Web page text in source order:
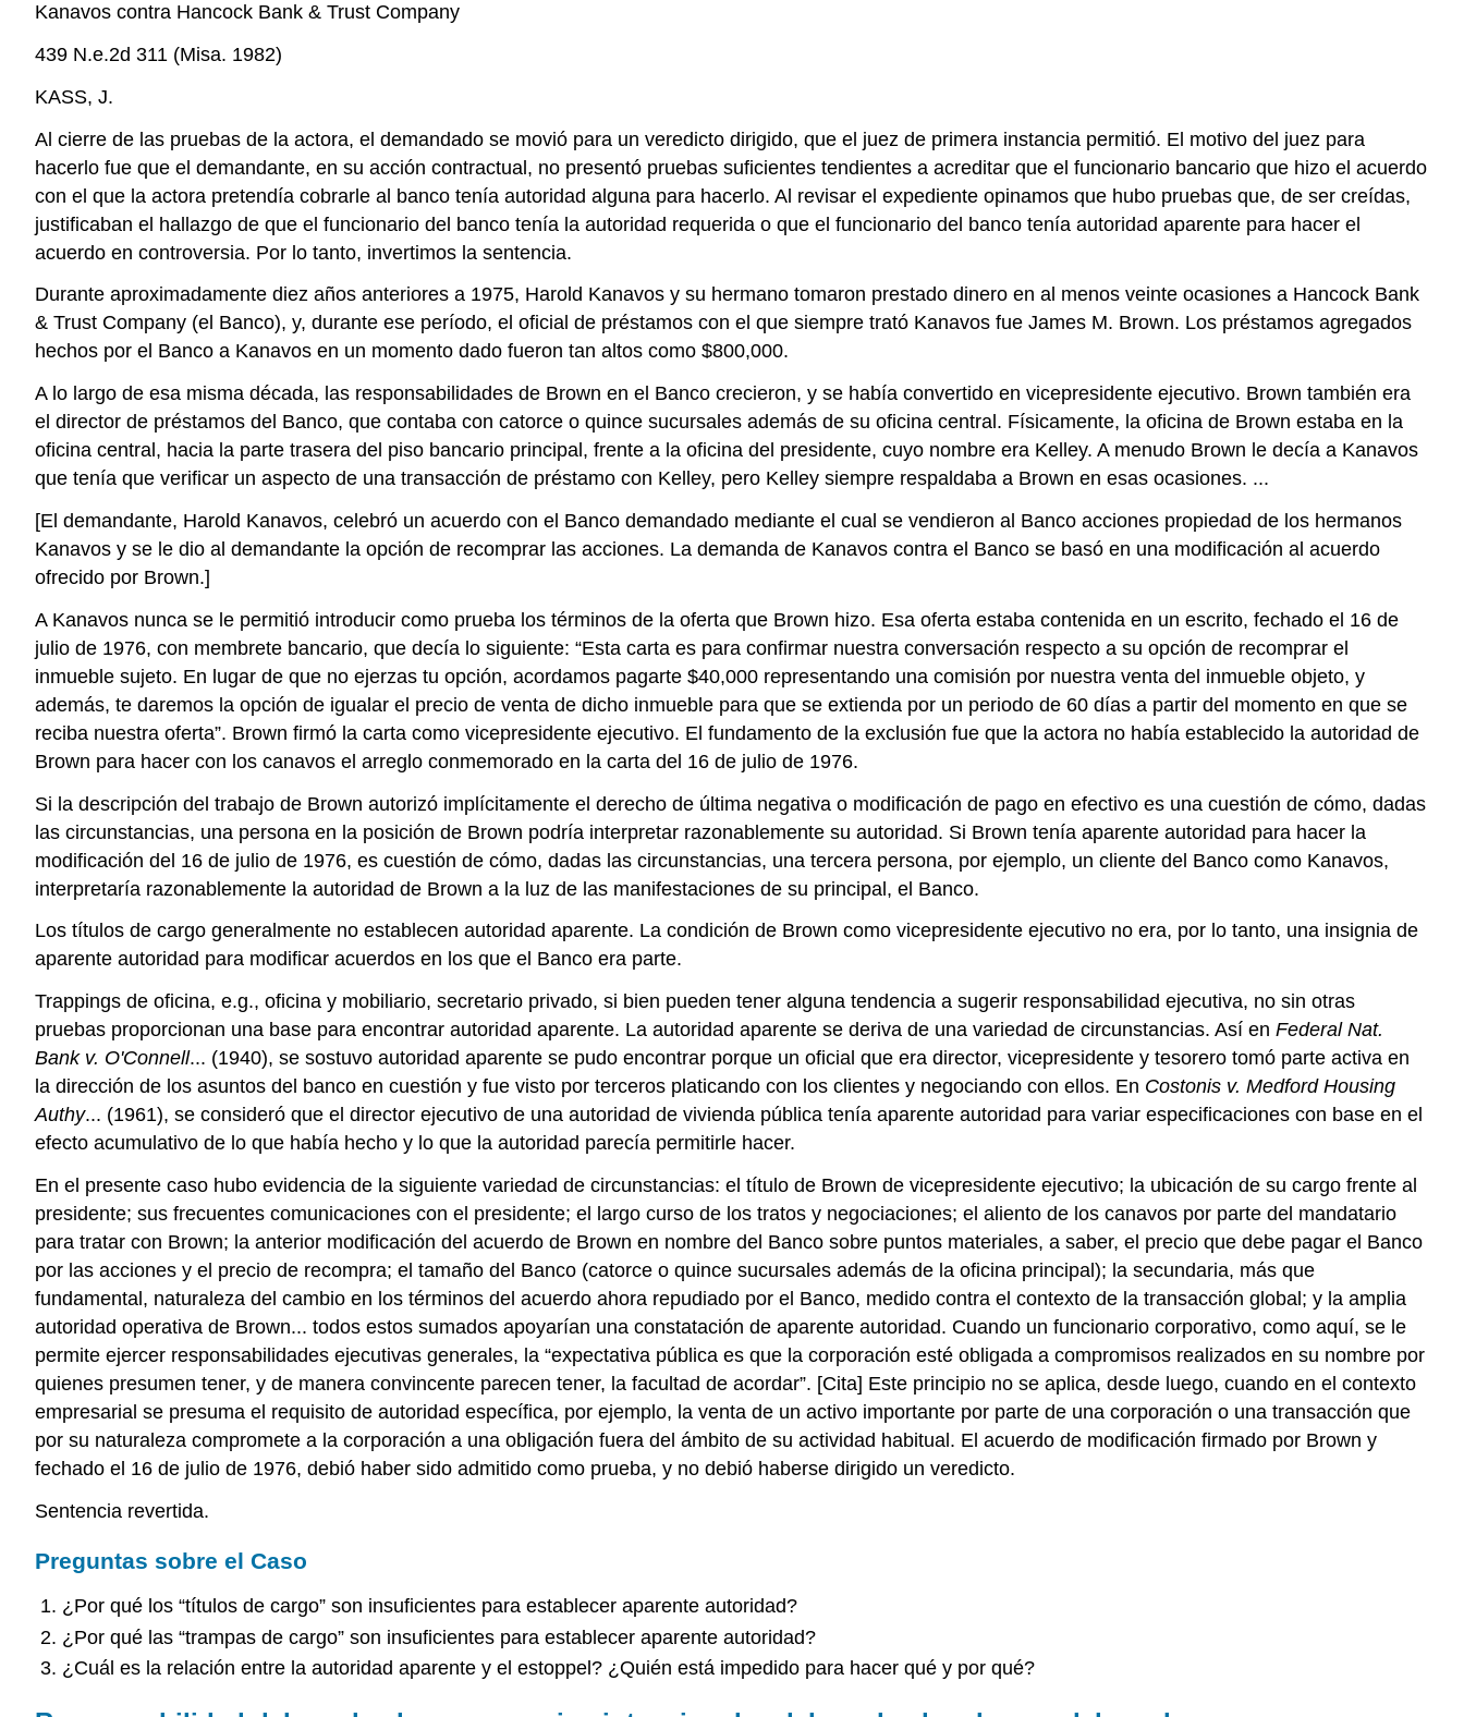
Kanavos contra Hancock Bank & Trust Company
439 N.e.2d 311 (Misa. 1982)
KASS, J.
Al cierre de las pruebas de la actora, el demandado se movió para un veredicto dirigido, que el juez de primera instancia permitió. El motivo del juez para
hacerlo fue que el demandante, en su acción contractual, no presentó pruebas suficientes tendientes a acreditar que el funcionario bancario que hizo el acuerdo
con el que la actora pretendía cobrarle al banco tenía autoridad alguna para hacerlo. Al revisar el expediente opinamos que hubo pruebas que, de ser creídas,
justificaban el hallazgo de que el funcionario del banco tenía la autoridad requerida o que el funcionario del banco tenía autoridad aparente para hacer el
acuerdo en controversia. Por lo tanto, invertimos la sentencia.
Durante aproximadamente diez años anteriores a 1975, Harold Kanavos y su hermano tomaron prestado dinero en al menos veinte ocasiones a Hancock Bank
& Trust Company (el Banco), y, durante ese período, el oficial de préstamos con el que siempre trató Kanavos fue James M. Brown. Los préstamos agregados
hechos por el Banco a Kanavos en un momento dado fueron tan altos como $800,000.
A lo largo de esa misma década, las responsabilidades de Brown en el Banco crecieron, y se había convertido en vicepresidente ejecutivo. Brown también era
el director de préstamos del Banco, que contaba con catorce o quince sucursales además de su oficina central. Físicamente, la oficina de Brown estaba en la
oficina central, hacia la parte trasera del piso bancario principal, frente a la oficina del presidente, cuyo nombre era Kelley. A menudo Brown le decía a Kanavos
que tenía que verificar un aspecto de una transacción de préstamo con Kelley, pero Kelley siempre respaldaba a Brown en esas ocasiones. ...
[El demandante, Harold Kanavos, celebró un acuerdo con el Banco demandado mediante el cual se vendieron al Banco acciones propiedad de los hermanos
Kanavos y se le dio al demandante la opción de recomprar las acciones. La demanda de Kanavos contra el Banco se basó en una modificación al acuerdo
ofrecido por Brown.]
A Kanavos nunca se le permitió introducir como prueba los términos de la oferta que Brown hizo. Esa oferta estaba contenida en un escrito, fechado el 16 de
julio de 1976, con membrete bancario, que decía lo siguiente: “Esta carta es para confirmar nuestra conversación respecto a su opción de recomprar el
inmueble sujeto. En lugar de que no ejerzas tu opción, acordamos pagarte $40,000 representando una comisión por nuestra venta del inmueble objeto, y
además, te daremos la opción de igualar el precio de venta de dicho inmueble para que se extienda por un periodo de 60 días a partir del momento en que se
reciba nuestra oferta”. Brown firmó la carta como vicepresidente ejecutivo. El fundamento de la exclusión fue que la actora no había establecido la autoridad de
Brown para hacer con los canavos el arreglo conmemorado en la carta del 16 de julio de 1976.
Si la descripción del trabajo de Brown autorizó implícitamente el derecho de última negativa o modificación de pago en efectivo es una cuestión de cómo, dadas
las circunstancias, una persona en la posición de Brown podría interpretar razonablemente su autoridad. Si Brown tenía aparente autoridad para hacer la
modificación del 16 de julio de 1976, es cuestión de cómo, dadas las circunstancias, una tercera persona, por ejemplo, un cliente del Banco como Kanavos,
interpretaría razonablemente la autoridad de Brown a la luz de las manifestaciones de su principal, el Banco.
Los títulos de cargo generalmente no establecen autoridad aparente. La condición de Brown como vicepresidente ejecutivo no era, por lo tanto, una insignia de
aparente autoridad para modificar acuerdos en los que el Banco era parte.
Trappings de oficina, e.g., oficina y mobiliario, secretario privado, si bien pueden tener alguna tendencia a sugerir responsabilidad ejecutiva, no sin otras
pruebas proporcionan una base para encontrar autoridad aparente. La autoridad aparente se deriva de una variedad de circunstancias. Así en Federal Nat.
Bank v. O'Connell... (1940), se sostuvo autoridad aparente se pudo encontrar porque un oficial que era director, vicepresidente y tesorero tomó parte activa en
la dirección de los asuntos del banco en cuestión y fue visto por terceros platicando con los clientes y negociando con ellos. En Costonis v. Medford Housing
Authy... (1961), se consideró que el director ejecutivo de una autoridad de vivienda pública tenía aparente autoridad para variar especificaciones con base en el
efecto acumulativo de lo que había hecho y lo que la autoridad parecía permitirle hacer.
En el presente caso hubo evidencia de la siguiente variedad de circunstancias: el título de Brown de vicepresidente ejecutivo; la ubicación de su cargo frente al
presidente; sus frecuentes comunicaciones con el presidente; el largo curso de los tratos y negociaciones; el aliento de los canavos por parte del mandatario
para tratar con Brown; la anterior modificación del acuerdo de Brown en nombre del Banco sobre puntos materiales, a saber, el precio que debe pagar el Banco
por las acciones y el precio de recompra; el tamaño del Banco (catorce o quince sucursales además de la oficina principal); la secundaria, más que
fundamental, naturaleza del cambio en los términos del acuerdo ahora repudiado por el Banco, medido contra el contexto de la transacción global; y la amplia
autoridad operativa de Brown... todos estos sumados apoyarían una constatación de aparente autoridad. Cuando un funcionario corporativo, como aquí, se le
permite ejercer responsabilidades ejecutivas generales, la “expectativa pública es que la corporación esté obligada a compromisos realizados en su nombre por
quienes presumen tener, y de manera convincente parecen tener, la facultad de acordar”. [Cita] Este principio no se aplica, desde luego, cuando en el contexto
empresarial se presuma el requisito de autoridad específica, por ejemplo, la venta de un activo importante por parte de una corporación o una transacción que
por su naturaleza compromete a la corporación a una obligación fuera del ámbito de su actividad habitual. El acuerdo de modificación firmado por Brown y
fechado el 16 de julio de 1976, debió haber sido admitido como prueba, y no debió haberse dirigido un veredicto.
Sentencia revertida.
Preguntas sobre el Caso
¿Por qué los “títulos de cargo” son insuficientes para establecer aparente autoridad?
¿Por qué las “trampas de cargo” son insuficientes para establecer aparente autoridad?
¿Cuál es la relación entre la autoridad aparente y el estoppel? ¿Quién está impedido para hacer qué y por qué?